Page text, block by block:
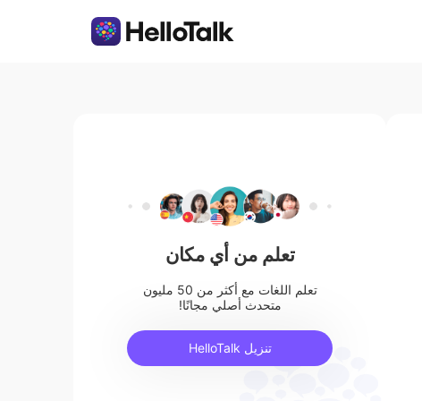
تعلم من أي مكان
تعلم اللغات مع أكثر من 50 مليون
متحدث أصلي مجانًا!
تنزيل HelloTalk